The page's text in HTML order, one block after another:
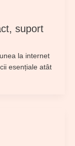
suport
la internet
esențiale atât